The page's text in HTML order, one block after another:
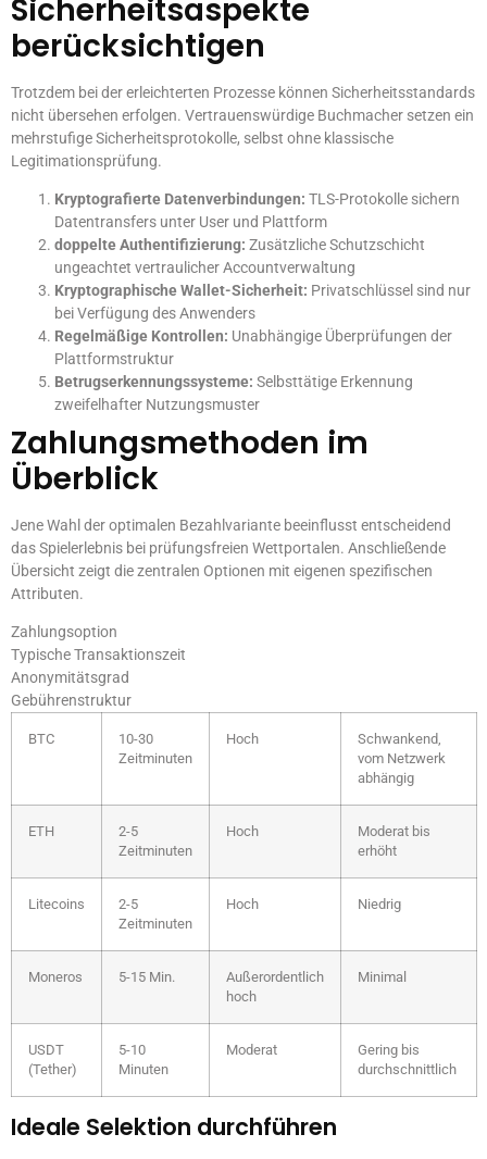
Sicherheitsaspekte
berücksichtigen
Trotzdem bei der erleichterten Prozesse können Sicherheitsstandards
nicht übersehen erfolgen. Vertrauenswürdige Buchmacher setzen ein
mehrstufige Sicherheitsprotokolle, selbst ohne klassische
Legitimationsprüfung.
Kryptografierte Datenverbindungen: TLS-Protokolle sichern
Datentransfers unter User und Plattform
doppelte Authentifizierung: Zusätzliche Schutzschicht
ungeachtet vertraulicher Accountverwaltung
Kryptographische Wallet-Sicherheit: Privatschlüssel sind nur
bei Verfügung des Anwenders
Regelmäßige Kontrollen: Unabhängige Überprüfungen der
Plattformstruktur
Betrugserkennungssysteme: Selbsttätige Erkennung
zweifelhafter Nutzungsmuster
Zahlungsmethoden im
Überblick
Jene Wahl der optimalen Bezahlvariante beeinflusst entscheidend
das Spielerlebnis bei prüfungsfreien Wettportalen. Anschließende
Übersicht zeigt die zentralen Optionen mit eigenen spezifischen
Attributen.
Zahlungsoption
Typische Transaktionszeit
Anonymitätsgrad
Gebührenstruktur
BTC
10-30
Zeitminuten
Hoch
Schwankend,
vom Netzwerk
abhängig
ETH
2-5
Zeitminuten
Hoch
Moderat bis
erhöht
Litecoins
2-5
Zeitminuten
Hoch Niedrig
Moneros 5-15 Min.
Außerordentlich
hoch
Minimal
USDT
(Tether)
5-10
Minuten
Moderat
Gering bis
durchschnittlich
Ideale Selektion durchführen